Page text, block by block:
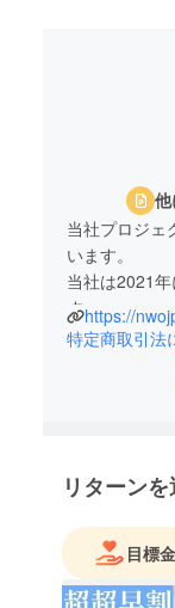
当社プロジェ
います。
当社は2021
す。
これらも世界
様へご提供し
また当社で
など様々な業
ります。
https://
特定商取引法
リターン
目標